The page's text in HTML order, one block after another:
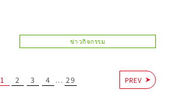
ข่าวกิจกรรม
1 2 3 4 ... 29 PREV